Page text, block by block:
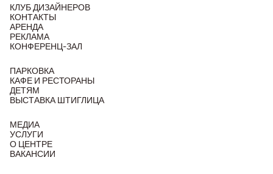
КЛУБ ДИЗАЙНЕРОВ
КОНТАКТЫ
АРЕНДА
РЕКЛАМА
КОНФЕРЕНЦ-ЗАЛ
ПАРКОВКА
КАФЕ И РЕСТОРАНЫ
ДЕТЯМ
ВЫСТАВКА ШТИГЛИЦА
МЕДИА
УСЛУГИ
О ЦЕНТРЕ
ВАКАНСИИ